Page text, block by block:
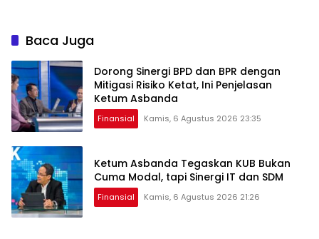
Baca Juga
Dorong Sinergi BPD dan BPR dengan
Mitigasi Risiko Ketat, Ini Penjelasan
Ketum Asbanda
Finansial Kamis, 6 Agustus 2026 23:35
Ketum Asbanda Tegaskan KUB Bukan
Cuma Modal, tapi Sinergi IT dan SDM
Finansial Kamis, 6 Agustus 2026 21:26